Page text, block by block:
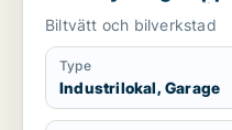
Vallentuna eller
Biltvätt och bilverkstad
Type
Industrilokal, Garage